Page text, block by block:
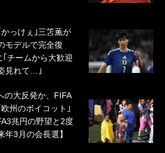
っけぇ｣三笘薫が
モデルで完全復
｢チームから大歓迎
見れて…｣
の大反発か、FIFA
州のボイコット｣
兆円の野望と2度
年3月の会長選】